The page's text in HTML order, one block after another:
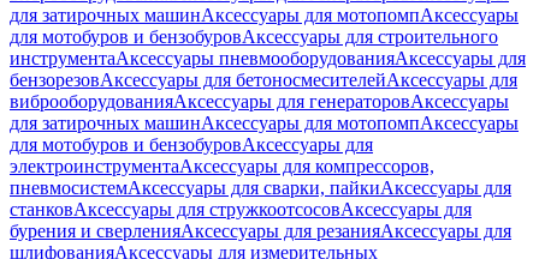
для затирочных машинАксессуары для мотопомпАксессуары
для мотобуров и бензобуровАксессуары для строительного
инструментаАксессуары пневмооборудованияАксессуары для
бензорезовАксессуары для бетоносмесителейАксессуары для
виброоборудованияАксессуары для генераторовАксессуары
для затирочных машинАксессуары для мотопомпАксессуары
для мотобуров и бензобуровАксессуары для
электроинструментаАксессуары для компрессоров,
пневмосистемАксессуары для сварки, пайкиАксессуары для
станковАксессуары для стружкоотсосовАксессуары для
бурения и сверленияАксессуары для резанияАксессуары для
шлифованияАксессуары для измерительных